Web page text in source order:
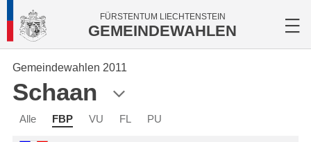
FÜRSTENTUM LIECHTENSTEIN
GEMEINDEWAHLEN
Gemeindewahlen 2011
Schaan
Alle FBP VU FL PU